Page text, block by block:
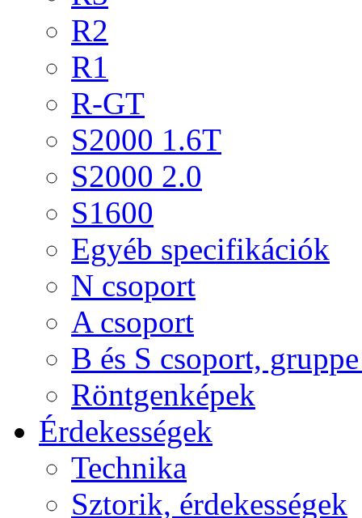
R2
R1
R-GT
S2000 1.6T
S2000 2.0
S1600
Egyéb specifikációk
N csoport
A csoport
B és S csoport,
Röntgenképek
Érdekességek
Technika
Sztorik, érdekességek